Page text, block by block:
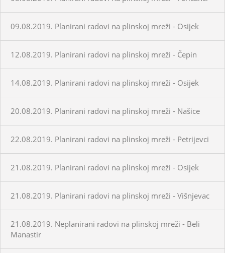
09.08.2019. Planirani radovi na plinskoj mreži - Osijek
12.08.2019. Planirani radovi na plinskoj mreži - Čepin
14.08.2019. Planirani radovi na plinskoj mreži - Osijek
20.08.2019. Planirani radovi na plinskoj mreži - Našice
22.08.2019. Planirani radovi na plinskoj mreži - Petrijevci
21.08.2019. Planirani radovi na plinskoj mreži - Osijek
21.08.2019. Planirani radovi na plinskoj mreži - Višnjevac
21.08.2019. Neplanirani radovi na plinskoj mreži - Beli
Manastir